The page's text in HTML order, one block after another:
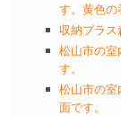
す。黄色の
収納プラス
松山市の
す。
松山市の
面です。